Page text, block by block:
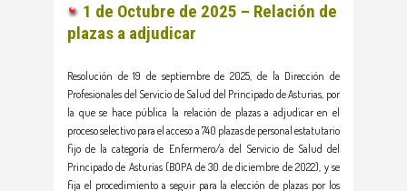
1 de Octubre de 2025 – Relación de
plazas a adjudicar
Resolución de 19 de septiembre de 2025, de la Dirección de
Profesionales del Servicio de Salud del Principado de Asturias, por
la que se hace pública la relación de plazas a adjudicar en el
proceso selectivo para el acceso a 740 plazas de personal estatutario
fijo de la categoría de Enfermero/a del Servicio de Salud del
Principado de Asturias (BOPA de 30 de diciembre de 2022), y se
fija el procedimiento a seguir para la elección de plazas por los